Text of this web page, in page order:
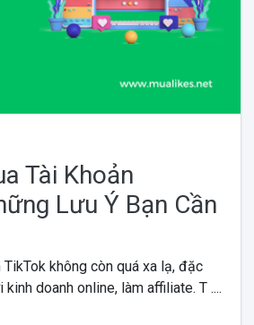
Tài Khoản
Lưu Ý Bạn Cần
không còn quá xa lạ, đặc
doanh online, làm affiliate. T ....